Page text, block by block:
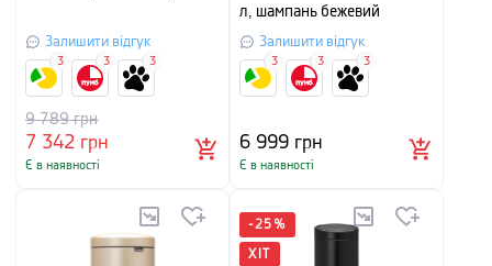
Залишити відгук
7 342 грн
9 789грн
Є в наявності
3 3 3
л, шампань бежевий
Залишити відгук
6 999 грн
Є в наявності
3 3 3
-25 %
ХІТ